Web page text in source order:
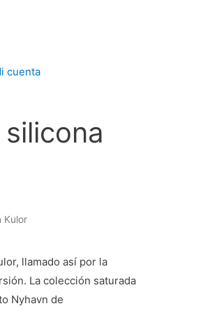
cuenta
Kulor
llamado así por la
La colección saturada
Nyhavn de